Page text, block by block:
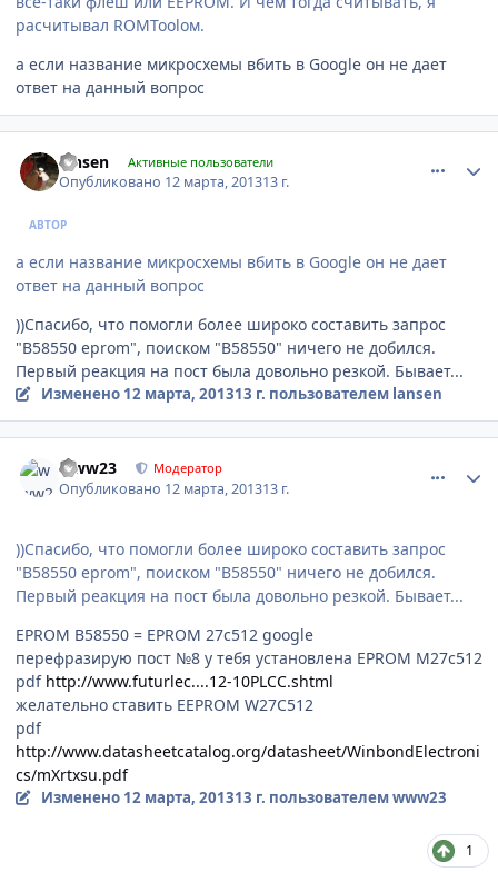
расчитывал ROMToolом.
а если название микросхемы вбить в Google он не дает
ответ на данный вопрос
lansen Активные пользователи
Опубликовано 12 марта, 201313 г.
АВТОР
а если название микросхемы вбить в Google он не дает
ответ на данный вопрос
))Спасибо, что помогли более широко составить запрос
"В58550 eprom", поиском "В58550" ничего не добился.
Первый реакция на пост была довольно резкой. Бывает...
Изменено 12 марта, 201313 г. пользователем lansen
www23 Модератор
Опубликовано 12 марта, 201313 г.
))Спасибо, что помогли более широко составить запрос
"В58550 eprom", поиском "В58550" ничего не добился.
Первый реакция на пост была довольно резкой. Бывает...
EPROM В58550 = EPROM 27c512 google
перефразирую пост №8 у тебя установлена EPROM M27c512
pdf http://www.futurlec....12-10PLCC.shtml
желательно ставить EEPROM W27C512
pdf
http://www.datasheetcatalog.org/datasheet/WinbondElectroni
cs/mXrtxsu.pdf
Изменено 12 марта, 201313 г. пользователем www23
1